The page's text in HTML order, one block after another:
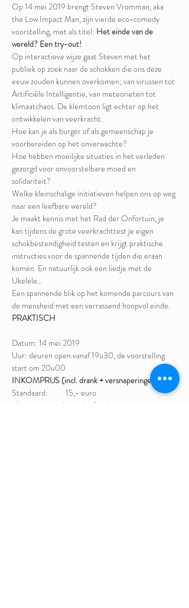
Op 14 mei 2019 brengt Steven Vromman, aka
the Low Impact Man, zijn vierde eco-comedy
voorstelling, met als titel: Het einde van de
wereld? Een try-out!
Op interactieve wijze gaat Steven met het
publiek op zoek naar de schokken die ons deze
eeuw zouden kunnen overkomen; van virussen tot
Artificiële Intelligentie, van meteorieten tot
klimaatchaos. De klemtoon ligt echter op het
ontwikkelen van veerkracht.
Hoe kan je als burger of als gemeenschap je
voorbereiden op het onverwachte?
Hoe hebben moeilijke situaties in het verleden
gezorgd voor onvoorstelbare moed en
solidariteit?
Welke kleinschalige initiatieven helpen ons op weg
naar een leefbare wereld?
Je maakt kennis met het Rad der Onfortuin, je
kan tijdens de grote veerkrachttest je eigen
schokbestendigheid testen en krijgt praktische
instructies voor de spannende tijden die eraan
komen. En natuurlijk ook een liedje met de
Ukelele…
Een spannende blik op het komende parcours van
de mensheid met een verrassend hoopvol einde.
Datum: 14 mei 2019
Uur: deuren open vanaf 19u30, de voorstelling
start om 20u00
INKOMPRIJS (incl. drank + versnaperingen)
Standaard:          15,- euro
Maar je mag ook minder (studenten, deelnemers